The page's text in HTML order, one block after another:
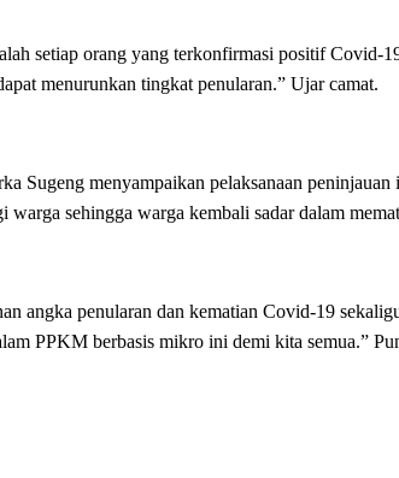
setiap orang yang terkonfirmasi positif Covid-
menurunkan tingkat penularan.” Ujar camat.
Sugeng menyampaikan pelaksanaan
warga sehingga warga kembali sadar dalam
angka penularan dan kematian Covid-19
PPKM berbasis mikro ini demi kita semua.”